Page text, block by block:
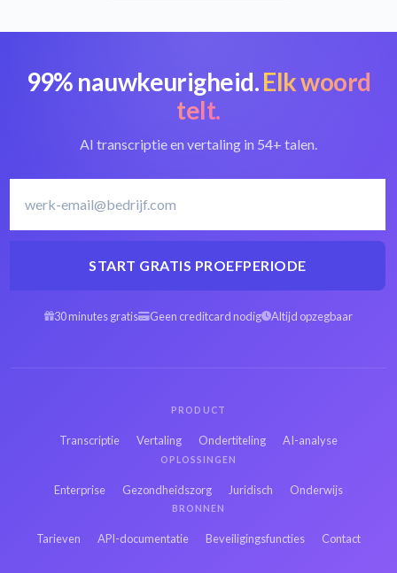
99% nauwkeurigheid.Elk woord
telt.
AI transcriptie en vertaling in 54+ talen.
START GRATIS PROEFPERIODE
30 minutes gratis Geen creditcard nodig Altijd opzegbaar
PRODUCT
Transcriptie Vertaling Ondertiteling AI-analyse
OPLOSSINGEN
Enterprise Gezondheidszorg Juridisch Onderwijs
BRONNEN
Tarieven API-documentatie Beveiligingsfuncties Contact